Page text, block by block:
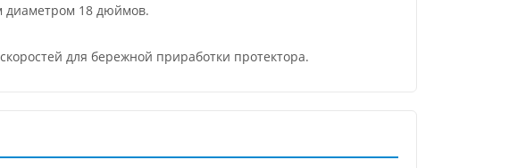
диаметром 18 дюймов.
для бережной приработки протектора.